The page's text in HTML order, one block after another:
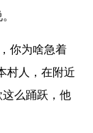
你为啥急着
村人，在附近
这么踊跃，他